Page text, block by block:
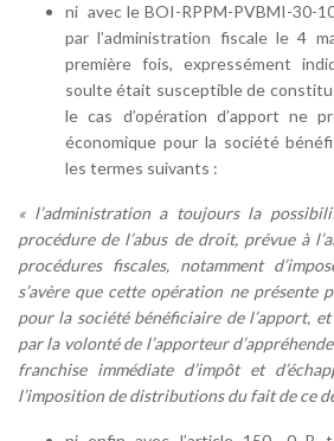
ni avec le BOI-RPPM-PVBMI-30-
par l’administration fiscale le 4
première fois, expressément
soulte était susceptible de
le cas d’opération d’apport ne
économique pour la société
les termes suivants :
« l’administration a toujours la
procédure de l’abus de droit, prévue à
procédures fiscales, notamment
s’avère que cette opération ne présente
pour la société bénéficiaire de l’apport,
par la volonté de l’apporteur
franchise immédiate d’impôt et
l’imposition de distributions du fait de ce